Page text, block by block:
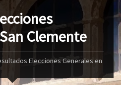
Clemente
Elecciones Generales en